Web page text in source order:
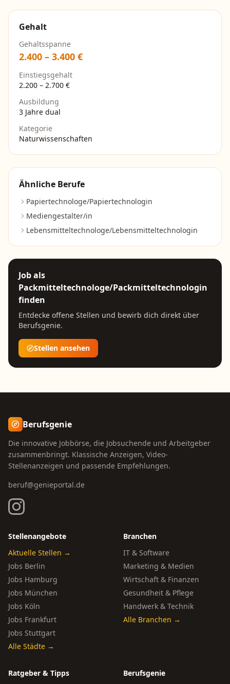
Gehalt
Gehaltsspanne
2.400 – 3.400 €
Einstiegsgehalt
2.200 – 2.700 €
Ausbildung
3 Jahre dual
Kategorie
Naturwissenschaften
Ähnliche Berufe
Papiertechnologe/Papiertechnologin
Mediengestalter/in
Lebensmitteltechnologe/Lebensmitteltechnologin
Job als
Packmitteltechnologe/Packmitteltechnologin
finden
Entdecke offene Stellen und bewirb dich direkt über
Berufsgenie.
Stellen ansehen
Berufsgenie
Die innovative Jobbörse, die Jobsuchende und Arbeitgeber
zusammenbringt. Klassische Anzeigen, Video-
Stellenanzeigen und passende Empfehlungen.
beruf@genieportal.de
Stellenangebote
Aktuelle Stellen →
Jobs Berlin
Jobs Hamburg
Jobs München
Jobs Köln
Jobs Frankfurt
Jobs Stuttgart
Alle Städte →
Branchen
IT & Software
Marketing & Medien
Wirtschaft & Finanzen
Gesundheit & Pflege
Handwerk & Technik
Alle Branchen →
Ratgeber & Tipps
Berufsgenie